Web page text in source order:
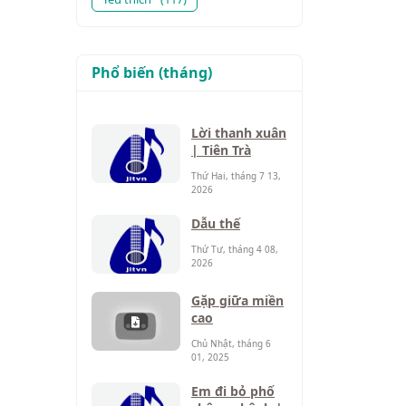
Phổ biến (tháng)
Lời thanh xuân
| Tiên Trà
Thứ Hai, tháng 7 13,
2026
Dẫu thế
Thứ Tư, tháng 4 08,
2026
Gặp giữa miền
cao
Chủ Nhật, tháng 6
01, 2025
Em đi bỏ phố